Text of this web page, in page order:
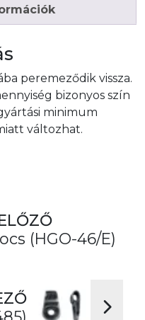
peremeződik vissza.
bizonyos szín
minimum
változhat.
(HGO-46/E)